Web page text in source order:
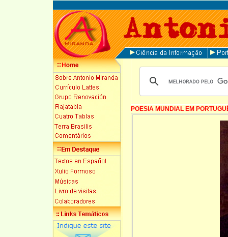
POESIA MUNDIAL EM